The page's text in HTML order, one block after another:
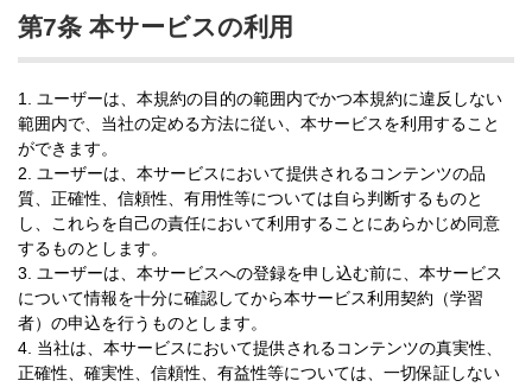
第7条 本サービスの利用
1. ユーザーは、本規約の目的の範囲内でかつ本規約に違反しない
範囲内で、当社の定める方法に従い、本サービスを利用すること
ができます。
2. ユーザーは、本サービスにおいて提供されるコンテンツの品
質、正確性、信頼性、有用性等については自ら判断するものと
し、これらを自己の責任において利用することにあらかじめ同意
するものとします。
3. ユーザーは、本サービスへの登録を申し込む前に、本サービス
について情報を十分に確認してから本サービス利用契約（学習
者）の申込を行うものとします。
4. 当社は、本サービスにおいて提供されるコンテンツの真実性、
正確性、確実性、信頼性、有益性等については、一切保証しない